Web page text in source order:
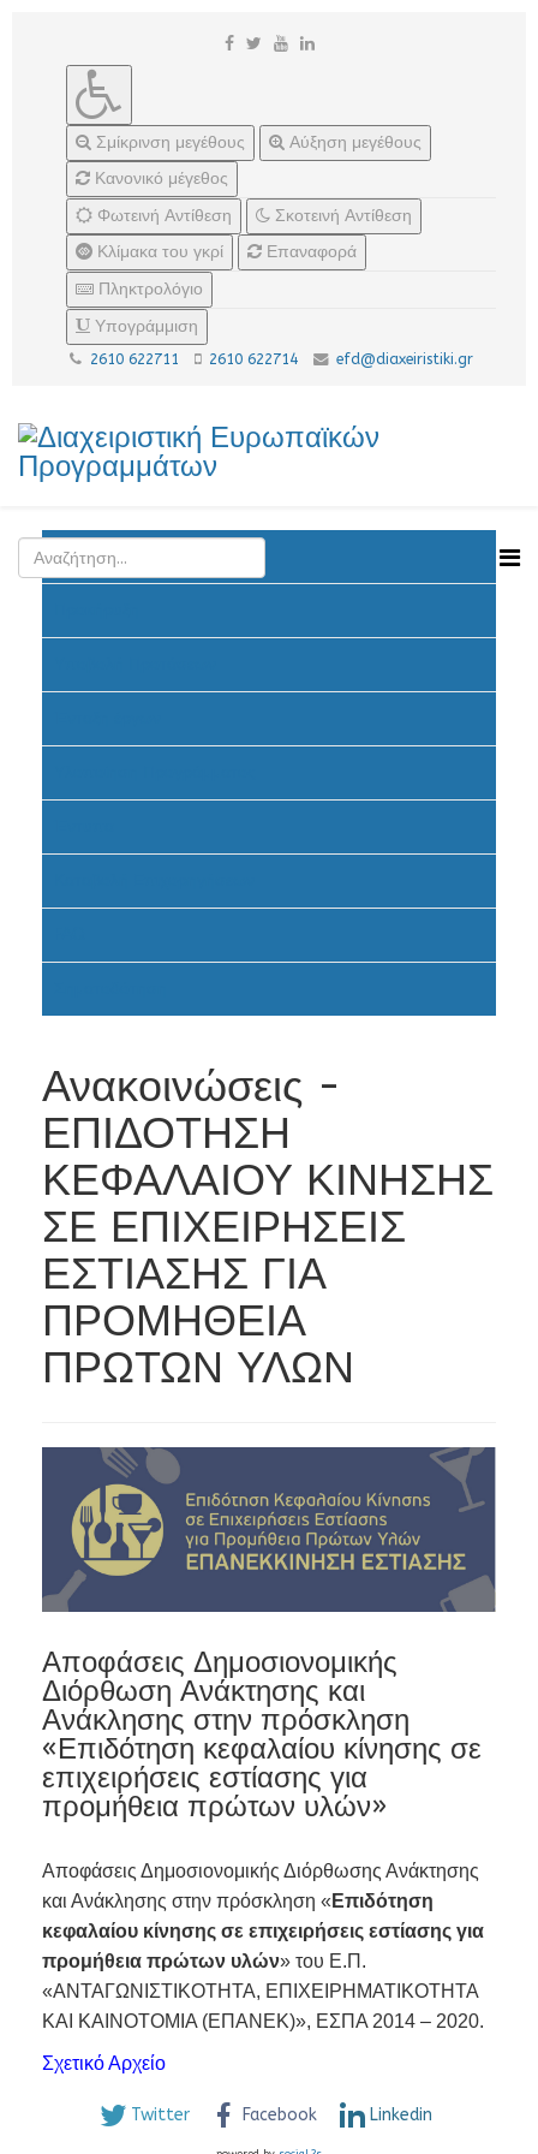
Σμίκρινση μεγέθους
Αύξηση μεγέθους
Κανονικό μέγεθος
Φωτεινή Αντίθεση
Σκοτεινή Αντίθεση
Κλίμακα του γκρί
Επαναφορά
Πληκτρολόγιο
Υπογράμμιση
2610 622711 2610 622714 efd@diaxeiristiki.gr
Ανακοινώσεις
Ανακοινώσεις -
ΕΠΙΔΟΤΗΣΗ
ΚΕΦΑΛΑΙΟΥ ΚΙΝΗΣΗΣ
ΣΕ ΕΠΙΧΕΙΡΗΣΕΙΣ
ΕΣΤΙΑΣΗΣ ΓΙΑ
ΠΡΟΜΗΘΕΙΑ
ΠΡΩΤΩΝ ΥΛΩΝ
Αποφάσεις Δημοσιονομικής
Διόρθωση Ανάκτησης και
Ανάκλησης στην πρόσκληση
«Επιδότηση κεφαλαίου κίνησης σε
επιχειρήσεις εστίασης για
προμήθεια πρώτων υλών»
Αποφάσεις Δημοσιονομικής Διόρθωσης Ανάκτησης
και Ανάκλησης στην πρόσκληση « Επιδότηση
κεφαλαίου κίνησης σε επιχειρήσεις εστίασης για
προμήθεια πρώτων υλών» του Ε.Π.
«ΑΝΤΑΓΩΝΙΣΤΙΚΟΤΗΤΑ, ΕΠΙΧΕΙΡΗΜΑΤΙΚΟΤΗΤΑ
ΚΑΙ ΚΑΙΝΟΤΟΜΙΑ (ΕΠΑΝΕΚ)», ΕΣΠΑ 2014 – 2020.
Σχετικό Αρχείο
Twitter Facebook Linkedin